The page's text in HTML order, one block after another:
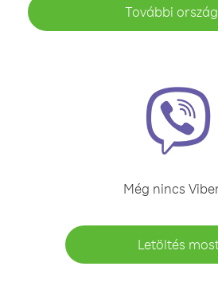
További
Még nincs
Letöltés